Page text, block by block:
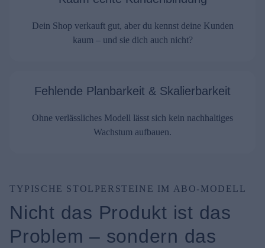
Dein Shop verkauft gut, aber du kennst deine Kunden
kaum – und sie dich auch nicht?
Fehlende Planbarkeit & Skalierbarkeit
Ohne verlässliches Modell lässt sich kein nachhaltiges
Wachstum aufbauen.
TYPISCHE STOLPERSTEINE IM ABO-MODELL
Nicht das Produkt ist das
Problem – sondern das